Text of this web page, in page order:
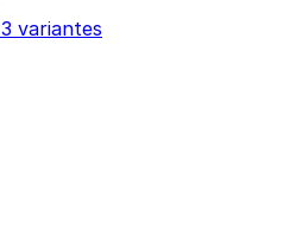
3 variantes